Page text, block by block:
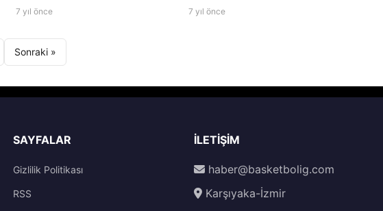
7 yıl önce 7 yıl önce
Sonraki »
SAYFALAR
Gizlilik Politikası
RSS
İLETIŞIM
haber@basketbolig.com
Karşıyaka-İzmir